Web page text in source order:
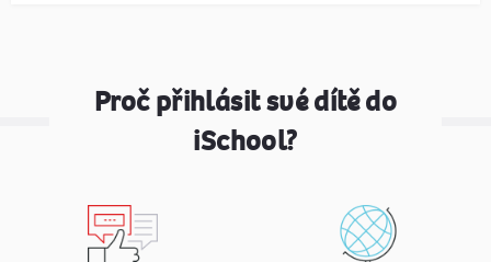
Proč přihlásit své dítě do
iSchool?